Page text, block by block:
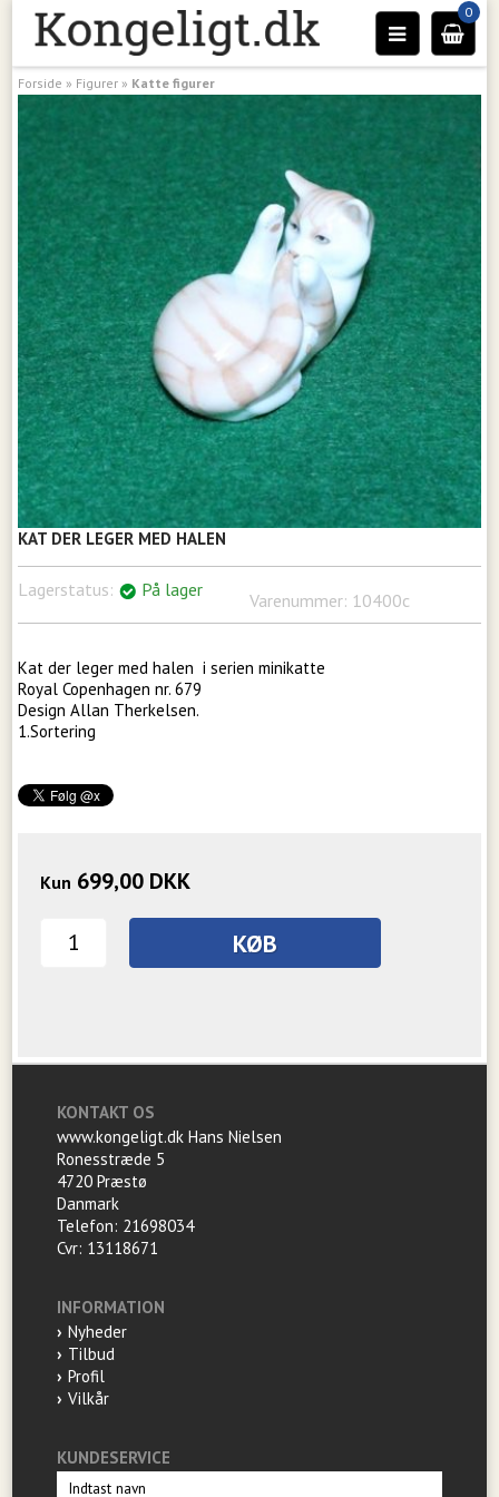
0
Forside » Figurer » Katte figurer
KAT DER LEGER MED HALEN
Lagerstatus: På lager Varenummer: 10400c
Kat der leger med halen i serien minikatte
Royal Copenhagen nr. 679
Design Allan Therkelsen.
1.Sortering
Kun 699,00 DKK
KØB
KONTAKT OS
www.kongeligt.dk Hans Nielsen
Ronesstræde 5
4720 Præstø
Danmark
Telefon: 21698034
Cvr: 13118671
INFORMATION
Nyheder
Tilbud
Profil
Vilkår
KUNDESERVICE